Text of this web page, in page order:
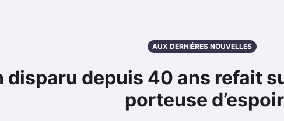
AUX DERNIÈRES NOUVELLES
disparu depuis 40 ans refait
porteuse d’espoir